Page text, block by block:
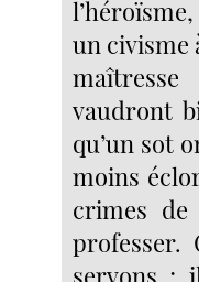
un civisme
vaudront
qu’un sot
moins
crimes
professer.